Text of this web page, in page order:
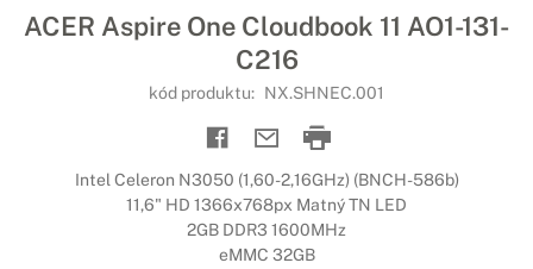
ACER Aspire One Cloudbook 11 AO1-131-
C216
kód produktu: NX.SHNEC.001
Intel Celeron N3050 (1,60-2,16GHz) (BNCH-586b)
11,6" HD 1366x768px Matný TN LED
2GB DDR3 1600MHz
eMMC 32GB